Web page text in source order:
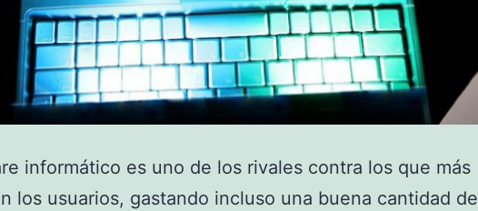
informático es uno de los rivales contra los que más
los usuarios, gastando incluso una buena cantidad de